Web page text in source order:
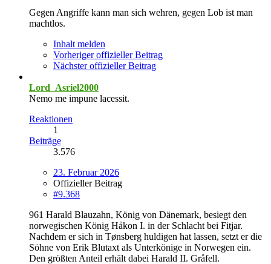
Gegen Angriffe kann man sich wehren, gegen Lob ist man
machtlos.
Inhalt melden
Vorheriger offizieller Beitrag
Nächster offizieller Beitrag
Lord_Asriel2000
Nemo me impune lacessit.
Reaktionen
1
Beiträge
3.576
23. Februar 2026
Offizieller Beitrag
#9.368
961 Harald Blauzahn, König von Dänemark, besiegt den
norwegischen König Håkon I. in der Schlacht bei Fitjar.
Nachdem er sich in Tønsberg huldigen hat lassen, setzt er die
Söhne von Erik Blutaxt als Unterkönige in Norwegen ein.
Den größten Anteil erhält dabei Harald II. Gråfell.